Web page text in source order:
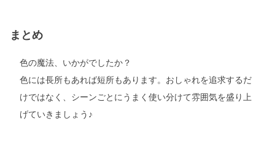
まとめ
色の魔法、いかがでしたか？
色には長所もあれば短所もあります。おしゃれを追求するだ
けではなく、シーンごとにうまく使い分けて雰囲気を盛り上
げていきましょう♪